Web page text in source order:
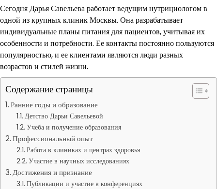
Сегодня Дарья Савельева работает ведущим нутрициологом в
одной из крупных клиник Москвы. Она разрабатывает
индивидуальные планы питания для пациентов, учитывая их
особенности и потребности. Ее контакты постоянно пользуются
популярностью, и ее клиентами являются люди разных
возрастов и стилей жизни.
Содержание страницы
Ранние годы и образование
Детство Дарьи Савельевой
Учеба и получение образования
Профессиональный опыт
Работа в клиниках и центрах здоровья
Участие в научных исследованиях
Достижения и признание
Публикации и участие в конференциях